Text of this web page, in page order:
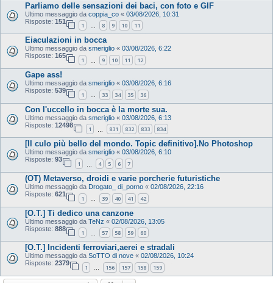
Parliamo delle sensazioni dei baci, con foto e GIF
Ultimo messaggio da coppia_co « 03/08/2026, 10:31
Risposte: 151
1 8 9 10 11
Eiaculazioni in bocca
Ultimo messaggio da smeriglio « 03/08/2026, 6:22
Risposte: 165
1 9 10 11 12
Gape ass!
Ultimo messaggio da smeriglio « 03/08/2026, 6:16
Risposte: 539
1 … 33 34 35 36
Con l'uccello in bocca è la morte sua.
Ultimo messaggio da smeriglio « 03/08/2026, 6:13
Risposte: 12498
1 831 832 833 834
[Il culo più bello del mondo. Topic definitivo].No Photoshop
Ultimo messaggio da smeriglio « 03/08/2026, 6:10
Risposte: 93
1 4 5 6 7
(OT) Metaverso, droidi e varie porcherie futuristiche
Ultimo messaggio da Drogato_ di_porno « 02/08/2026, 22:16
Risposte: 621
1 … 39 40 41 42
[O.T.] Ti dedico una canzone
Ultimo messaggio da TeNz « 02/08/2026, 13:05
Risposte: 888
1 57 58 59 60
[O.T.] Incidenti ferroviari,aerei e stradali
Ultimo messaggio da SoTTO di nove « 02/08/2026, 10:24
Risposte: 2379
1 … 156 157 158 159